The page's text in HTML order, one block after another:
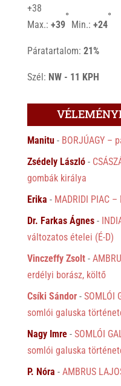
+38
Max.: +39
°
Min.: +24
°
Páratartalom: 21%
Szél: NW - 11 KPH
Manitu- BORJÚAGY –
Zsédely László-
gombák királya
Erika - MADRIDI PIAC
Dr. Farkas Ágnes-
változatos ételei (É-D)
Vinczeffy Zsolt-
erdélyi borász, költő
Csíki Sándor- SOMLÓI
somlói galuska
Nagy Imre- SOMLÓI
somlói galuska
P. Nóra - AMBRUS